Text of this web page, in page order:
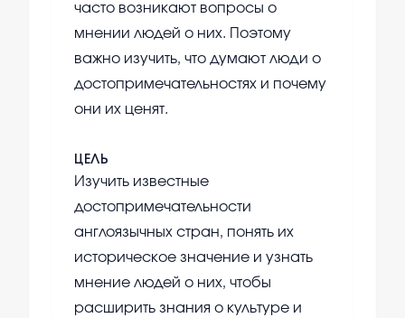
часто возникают вопросы о
мнении людей о них. Поэтому
важно изучить, что думают люди о
достопримечательностях и почему
они их ценят.
ЦЕЛЬ
Изучить известные
достопримечательности
англоязычных стран, понять их
историческое значение и узнать
мнение людей о них, чтобы
расширить знания о культуре и